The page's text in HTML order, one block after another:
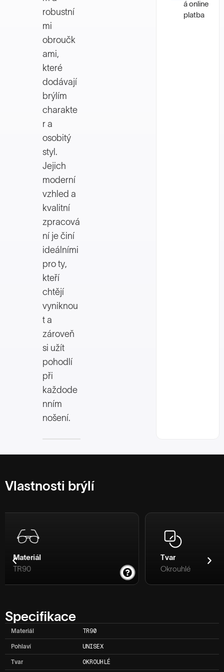
robustní
mi
obroučk
ami,
které
dodávají
brýlím
charakte
r a
osobitý
styl.
Jejich
moderní
vzhled a
kvalitní
zpracová
ní je činí
ideálními
pro ty,
kteří
chtějí
vyniknou
t a
zároveň
si užít
pohodlí
při
každode
nním
nošení.
á online
platba
Vlastnosti brýlí
Tvar
Okrouhlé
Pant
Válcový pant
Specifikace
Materiál TR90
Pohlaví UNISEX
Tvar OKROUHLÉ